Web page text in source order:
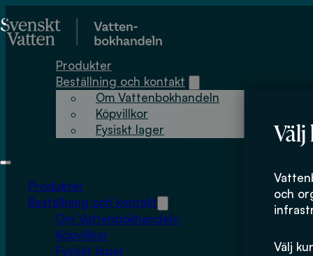
och
Välj
Produkter
Beställning och kontakt
Om Vattenbokhandeln
Köpvillkor
Fysiskt lager
Produkter
Beställning och kontakt
Om Vattenbokhandeln
Köpvillkor
Fysiskt lager